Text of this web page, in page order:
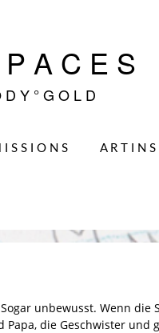
A C E S
Y ° G O L D
S S I O N S A R T I N S
unbewusst. Wenn die
die Geschwister